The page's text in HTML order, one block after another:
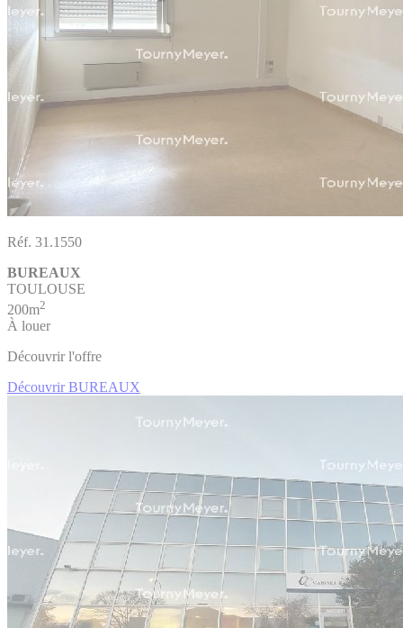
Réf. 31.1550
BUREAUX
TOULOUSE
200m2
À louer
Découvrir l'offre
Découvrir BUREAUX